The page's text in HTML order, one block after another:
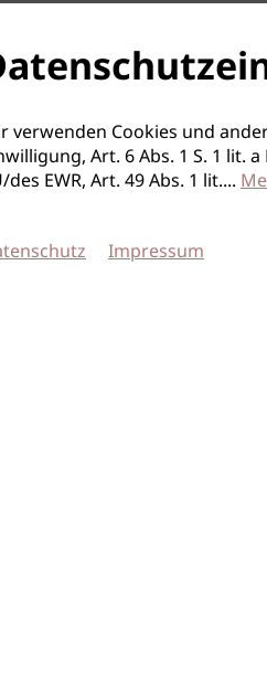
verwenden Cookies und
Art. 6 Abs. 1 S. 1 lit.
des EWR, Art. 49 Abs. 1 lit....
Impressum